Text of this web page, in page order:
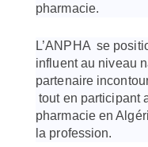
pharmacie.
L’ANPHA se
influent au niveau
partenaire
tout en participant
pharmacie en
la profession.